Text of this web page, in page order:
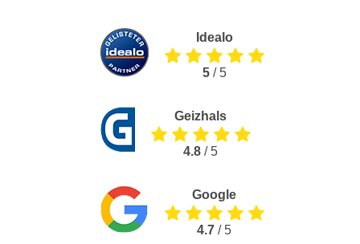
Idealo
5/ 5
Geizhals
4.8 / 5
Google
4.7 / 5